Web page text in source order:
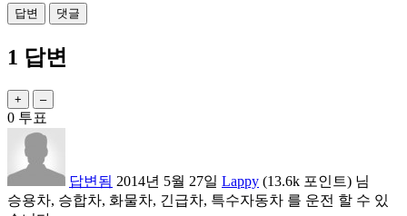
1 답변
0 투표
답변됨 2014년 5월 27일 Lappy (13.6k 포인트) 님
승용차, 승합차, 화물차, 긴급차, 특수자동차 를 운전 할 수 있